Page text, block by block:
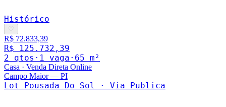
Histórico
♡
R$ 72.833,39
R$ 125.732,39
2 qtos · 1 vaga · 65 m²
Casa · Venda Direta Online
Campo Maior— PI
Lot Pousada Do Sol · Via Publica